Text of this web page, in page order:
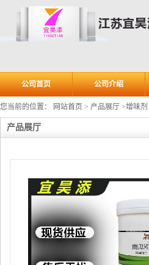
公司首页 公司介绍
您当前的位置： 网站首页 > 产品展厅 >增味剂
产品展厅